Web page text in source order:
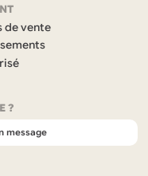
de vente
?
message